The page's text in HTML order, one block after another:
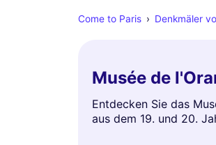
Come to Paris Denkmäler
Musée de
Entdecken Sie das
aus dem 19. und 20.